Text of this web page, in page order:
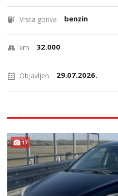
Vrsta goriva benzin
km 32.000
Objavljen 29.07.2026.
17